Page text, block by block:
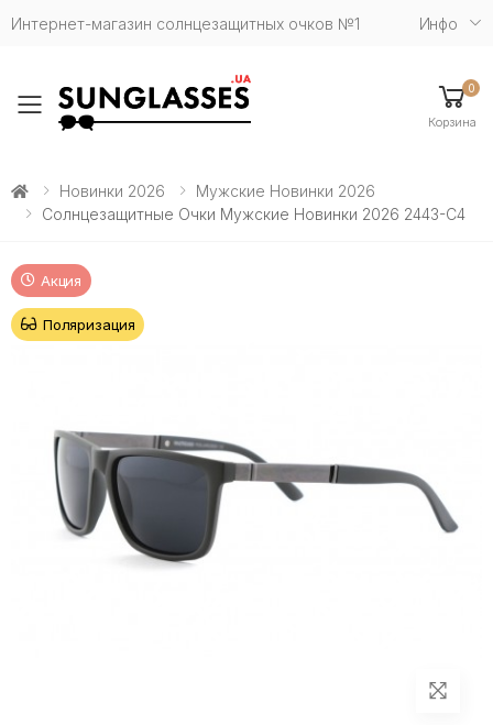
Интернет-магазин солнцезащитных очков №1 Инфо
Toggle mobile menu
0
Корзина
Новинки 2026
Мужские Новинки 2026
Солнцезащитные Очки Мужские Новинки 2026 2443-С4
Акция
Поляризация